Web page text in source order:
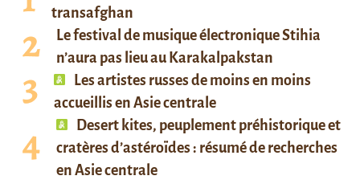
transafghan
Le festival de musique électronique Stihia
n’aura pas lieu au Karakalpakstan
Les artistes russes de moins en moins
accueillis en Asie centrale
Desert kites, peuplement préhistorique et
cratères d’astéroïdes : résumé de recherches
en Asie centrale